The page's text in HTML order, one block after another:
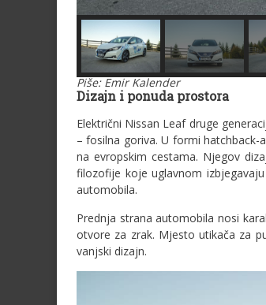
Piše: Emir Kalender
Dizajn i ponuda prostora
Električni Nissan Leaf druge
– fosilna goriva. U formi
na evropskim cestama. Njegov
filozofije koje uglavnom
automobila.
Prednja strana automobila nosi
otvore za zrak. Mjesto utikača za
vanjski dizajn.